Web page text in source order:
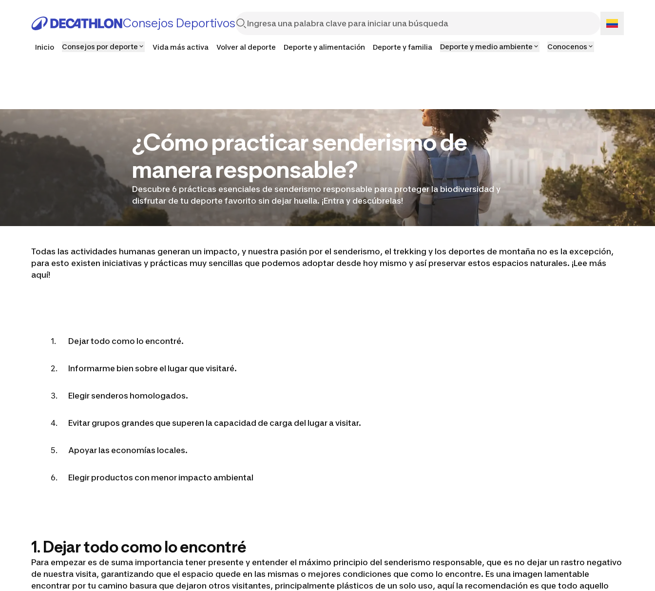
Consejos Deportivos
Inicio Consejos por deporte Vida más activa Volver al deporte Deporte y alimentación Deporte y familia Deporte y medio ambiente Conocenos
¿Cómo practicar senderismo de
manera responsable?
Descubre 6 prácticas esenciales de senderismo responsable para proteger la biodiversidad y
disfrutar de tu deporte favorito sin dejar huella. ¡Entra y descúbrelas!
Todas las actividades humanas generan un impacto, y nuestra pasión por el senderismo, el trekking y los deportes de montaña no es la excepción,
para esto existen iniciativas y prácticas muy sencillas que podemos adoptar desde hoy mismo y así preservar estos espacios naturales. ¡Lee más
aquí!
Dejar todo como lo encontré.
Informarme bien sobre el lugar que visitaré.
Elegir senderos homologados.
Evitar grupos grandes que superen la capacidad de carga del lugar a visitar.
Apoyar las economías locales.
Elegir productos con menor impacto ambiental
1. Dejar todo como lo encontré
Para empezar es de suma importancia tener presente y entender el máximo principio del senderismo responsable, que es no dejar un rastro negativo
de nuestra visita, garantizando que el espacio quede en las mismas o mejores condiciones que como lo encontre. Es una imagen lamentable
encontrar por tu camino basura que dejaron otros visitantes, principalmente plásticos de un solo uso, aquí la recomendación es que todo aquello